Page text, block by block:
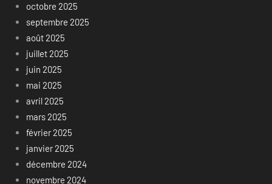
octobre 2025
septembre 2025
août 2025
juillet 2025
juin 2025
mai 2025
avril 2025
mars 2025
février 2025
janvier 2025
décembre 2024
novembre 2024